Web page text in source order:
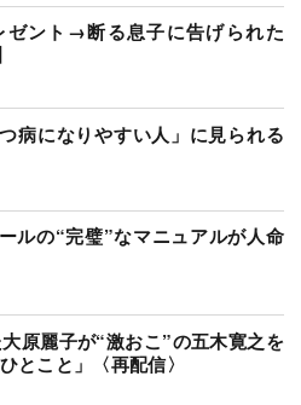
ゼント→断る息子に告げられた
病になりやすい人」に見られる
ルの“完璧”なマニュアルが人命
原麗子が“激おこ”の五木寛之を
とこと」〈再配信〉